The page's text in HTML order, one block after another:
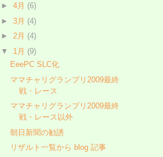
► 4月 (6)
► 3月 (4)
► 2月 (4)
▼ 1月 (9)
EeePC SLC化
ママチャリグランプリ2009最終
戦・レース
ママチャリグランプリ2009最終
戦・レース以外
朝日新聞の勧誘
リザルト一覧から blog 記事